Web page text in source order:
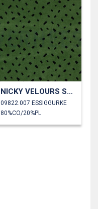
NICKY VELOURS SHAPE
09822.007 ESSIGGURKE
80%CO/20%PL